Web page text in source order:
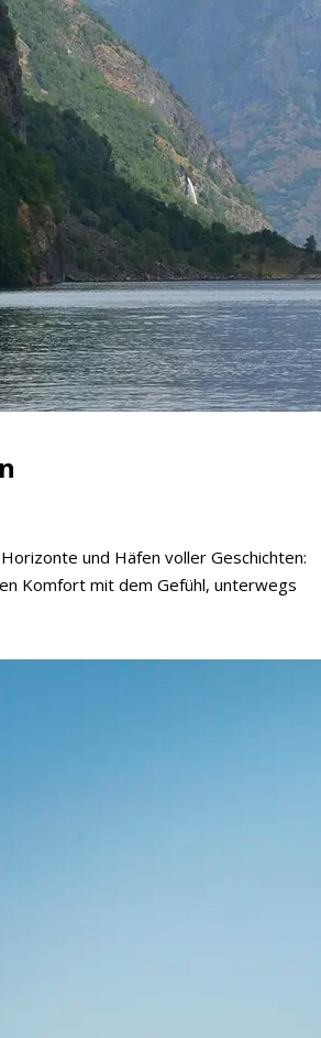
und Häfen voller Geschichten:
Komfort mit dem Gefühl, unterwegs